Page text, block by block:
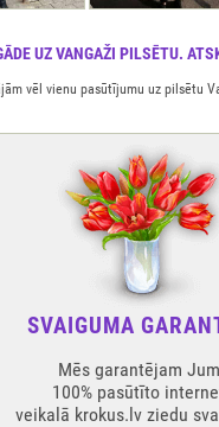
UZ VANGAŽI PILSĒTU.
vēl vienu pasūtījumu uz pilsētu
SVAIGUMA
Mēs garantējam
100% pasūtīto
veikalā krokus.lv ziedu